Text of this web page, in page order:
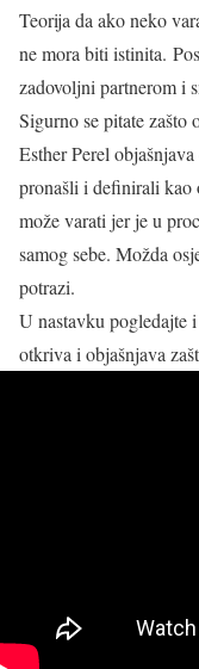
Teorija da ako neko
ne mora biti istinita.
zadovoljni partnerom i
Sigurno se pitate zašto
Esther Perel
pronašli i definirali kao
može varati jer je u
samog sebe. Možda
potrazi.
U nastavku pogledajte
otkriva i objašnjava